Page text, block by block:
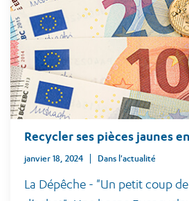
Recycler ses pièces jaunes
janvier 18, 2024 Dans l'actualité
La Dépêche - "Un petit coup